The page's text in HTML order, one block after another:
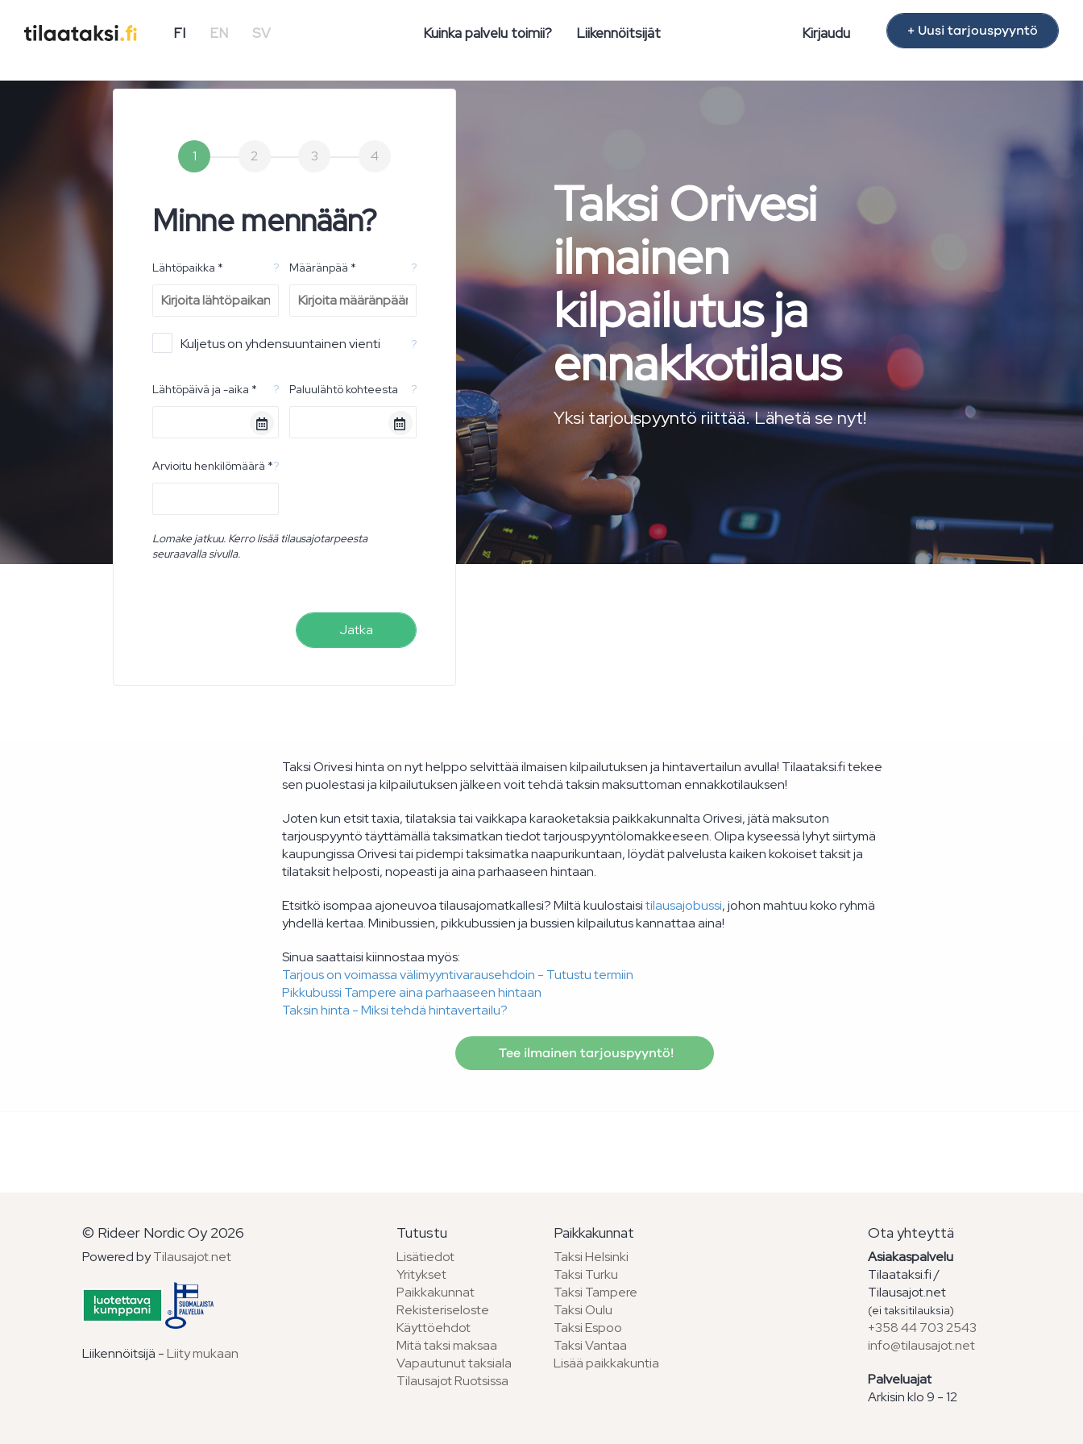
FI EN SV Kuinka palvelu toimii? Liikennöitsijät Kirjaudu + Uusi tarjouspyyntö
1 2 3 4
Minne mennään?
Lähtöpaikka * ? Määränpää * ?
Kuljetus on yhdensuuntainen vienti ?
Lähtöpäivä ja -aika * ? Paluulähtö kohteesta ?
Arvioitu henkilömäärä *?
Lomake jatkuu. Kerro lisää tilausajotarpeesta
seuraavalla sivulla.
Jatka
Taksi Orivesi
ilmainen
kilpailutus ja
ennakkotilaus
Yksi tarjouspyyntö riittää. Lähetä se nyt!
Taksi Orivesi hinta on nyt helppo selvittää ilmaisen kilpailutuksen ja hintavertailun avulla! Tilaataksi.fi tekee
sen puolestasi ja kilpailutuksen jälkeen voit tehdä taksin maksuttoman ennakkotilauksen!
Joten kun etsit taxia, tilataksia tai vaikkapa karaoketaksia paikkakunnalta Orivesi, jätä maksuton
tarjouspyyntö täyttämällä taksimatkan tiedot tarjouspyyntölomakkeeseen. Olipa kyseessä lyhyt siirtymä
kaupungissa Orivesi tai pidempi taksimatka naapurikuntaan, löydät palvelusta kaiken kokoiset taksit ja
tilataksit helposti, nopeasti ja aina parhaaseen hintaan.
Etsitkö isompaa ajoneuvoa tilausajomatkallesi? Miltä kuulostaisitilausajobussi, johon mahtuu koko ryhmä
yhdellä kertaa. Minibussien, pikkubussien ja bussien kilpailutus kannattaa aina!
Sinua saattaisi kiinnostaa myös:
Tarjous on voimassa välimyyntivarausehdoin - Tutustu termiin
Pikkubussi Tampere aina parhaaseen hintaan
Taksin hinta - Miksi tehdä hintavertailu?
Tee ilmainen tarjouspyyntö!
© Rideer Nordic Oy 2026
Powered byTilausajot.net
Liikennöitsijä -Liity mukaan
Tutustu
Lisätiedot
Yritykset
Paikkakunnat
Rekisteriseloste
Käyttöehdot
Mitä taksi maksaa
Vapautunut taksiala
Tilausajot Ruotsissa
Paikkakunnat
Taksi Helsinki
Taksi Turku
Taksi Tampere
Taksi Oulu
Taksi Espoo
Taksi Vantaa
Lisää paikkakuntia
Ota yhteyttä
Asiakaspalvelu
Tilaataksi.fi /
Tilausajot.net
(ei taksitilauksia)
+358 44 703 2543
info@tilausajot.net
Palveluajat
Arkisin klo 9 - 12